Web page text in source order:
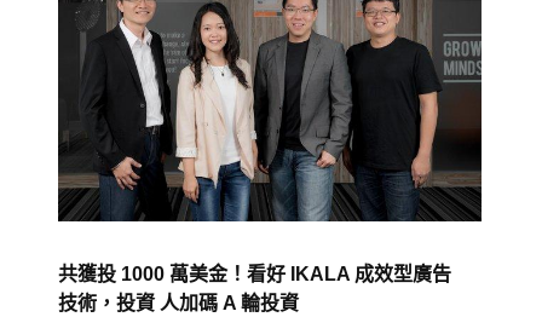
共獲投 1000 萬美金！看好 IKALA 成效型廣告
技術，投資 人加碼 A 輪投資